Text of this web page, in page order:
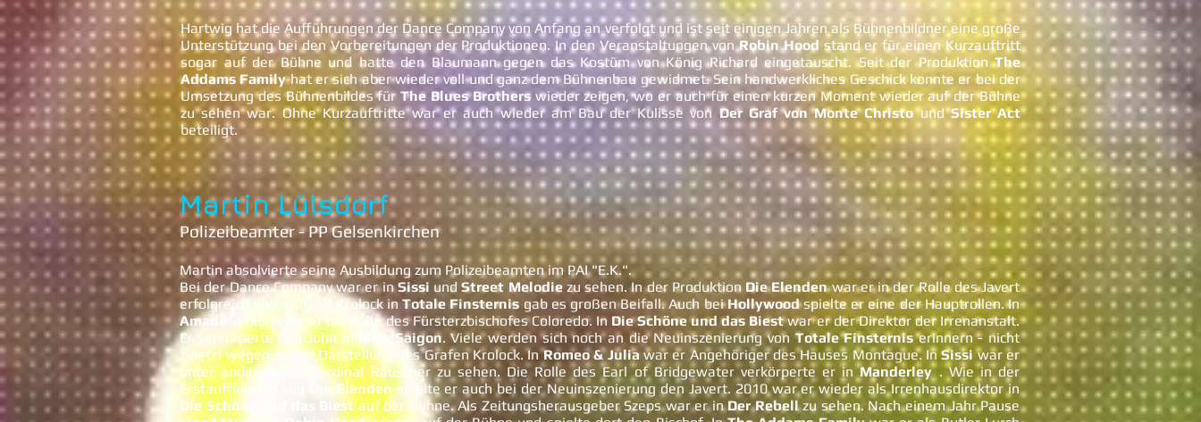
Hartwig hat die Aufführungen der Dance Company von Anfang an verfolgt und ist seit einigen Jahren als Bühnenbildner eine große
Unterstützung bei den Vorbereitungen der Produktionen. In den Veranstaltungen vonRobin Hood stand er für einen Kurzauftritt
sogar auf der Bühne und hatte den Blaumann gegen das Kostüm von König Richard eingetauscht. Seit der ProduktionThe
Addams Familyhat er sich aber wieder voll und ganz dem Bühnenbau gewidmet. Sein handwerkliches Geschick konnte er bei der
Umsetzung des Bühnenbildes fürThe Blues Brotherswieder zeigen, wo er auch für einen kurzen Moment wieder auf der Bühne
zu sehen war. Ohne Kurzauftritte war er auch wieder am Bau der Kulisse von Der Graf von Monte ChristoundSister Act
beteiligt.
Martin Lülsdorf
Polizeibeamter - PP Gelsenkirchen
Martin absolvierte seine Ausbildung zum Polizeibeamten im PAI "E.K.".
Bei der Dance Company war er inSissi undStreet Melodiezu sehen. In der Produktion Die Elendenwar er in der Rolle des Javert
erfolgreich und als Graf Krolock inTotale Finsternis gab es großen Beifall. Auch beiHollywoodspielte er eine der Hauptrollen. In
Amadé verkörperte er die Rolle des Fürsterzbischofes Coloredo. In Die Schöne und das Biestwar er der Direktor der Irrenanstalt.
Er verkörperte den John inMiss Saigon. Viele werden sich noch an die Neuinszenierung vonTotale Finsterniserinnern - nicht
zuletzt wegen seiner Darstellung des Grafen Krolock. InRomeo & Julia war er Angehöriger des Hauses Montague. InSissiwar er
unter anderem als Kardinal Rauscher zu sehen. Die Rolle des Earl of Bridgewater verkörperte er inManderley. Wie in der
Erstaufführung von
Die Elendenspielte er auch bei der Neuinszenierung den Javert. 2010 war er wieder als Irrenhausdirektor in
Die Schöne und das Biest auf der Bühne. Als Zeitungsherausgeber Szeps war er inDer Rebellzu sehen. Nach einem Jahr Pause